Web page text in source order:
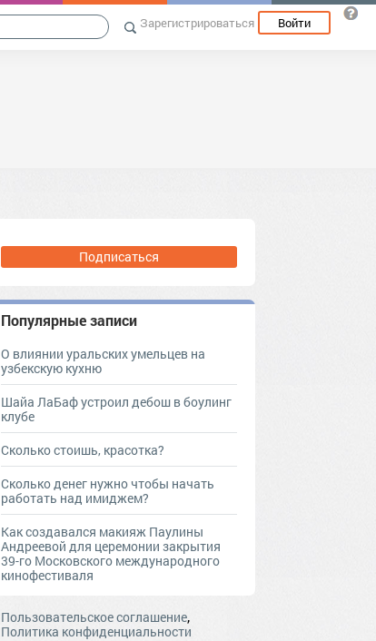
Зарегистрироваться Войти
Подписаться
Популярные записи
О влиянии уральских умельцев на
узбекскую кухню
Шайа ЛаБаф устроил дебош в боулинг
клубе
Сколько стоишь, красотка?
Сколько денег нужно чтобы начать
работать над имиджем?
Как создавался макияж Паулины
Андреевой для церемонии закрытия
39-го Московского международного
кинофестиваля
Пользовательское соглашение,
Политика конфиденциальности